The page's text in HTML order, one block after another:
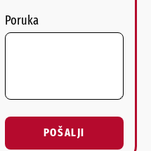
Poruka
POŠALJI